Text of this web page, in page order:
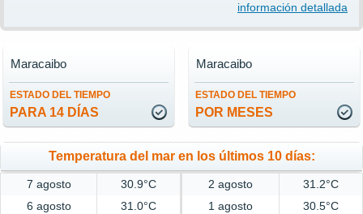
información detallada
ESTADO DEL TIEMPO
PARA 14 DÍAS
Maracaibo
ESTADO DEL TIEMPO
POR MESES
Maracaibo
Temperatura del mar en los últimos 10 días:
7 agosto 30.9°C 2 agosto
31.2°C
6 agosto
31.0°C 1 agosto
30.5°C